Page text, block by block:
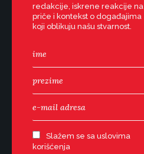
redakcije, iskrene reakcije na
priče i kontekst o događajima
koji oblikuju našu stvarnost.
Slažem se sa uslovima
korišćenja